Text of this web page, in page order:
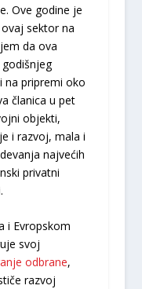
Ove godine je
sektor na
da ova
na pripremi oko
članica u pet
objekti,
i razvoj, mala i
najvećih
privatni
i Evropskom
svoj
odbrane,
razvoj